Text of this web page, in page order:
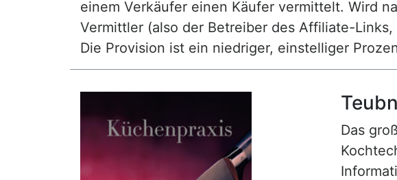
einem Verkäufer einen Käufer vermittelt. Wird
Vermittler (also der Betreiber des Affiliate-
Die Provision ist ein niedriger, einstelliger
Das